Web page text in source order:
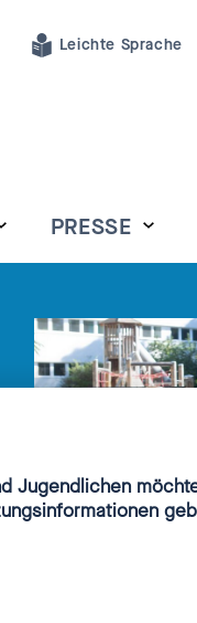
Leichte Sprache
PRESSE
Jugendlichen